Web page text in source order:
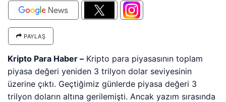
PAYLAŞ
Kripto Para Haber – Kripto para piyasasının toplam
piyasa değeri yeniden 3 trilyon dolar seviyesinin
üzerine çıktı. Geçtiğimiz günlerde piyasa değeri 3
trilyon doların altına gerilemişti. Ancak yazım sırasında